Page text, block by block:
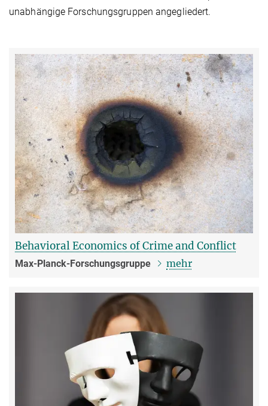
unabhängige Forschungsgruppen angegliedert.
Behavioral Economics of Crime and Conflict
Max-Planck-Forschungsgruppe mehr